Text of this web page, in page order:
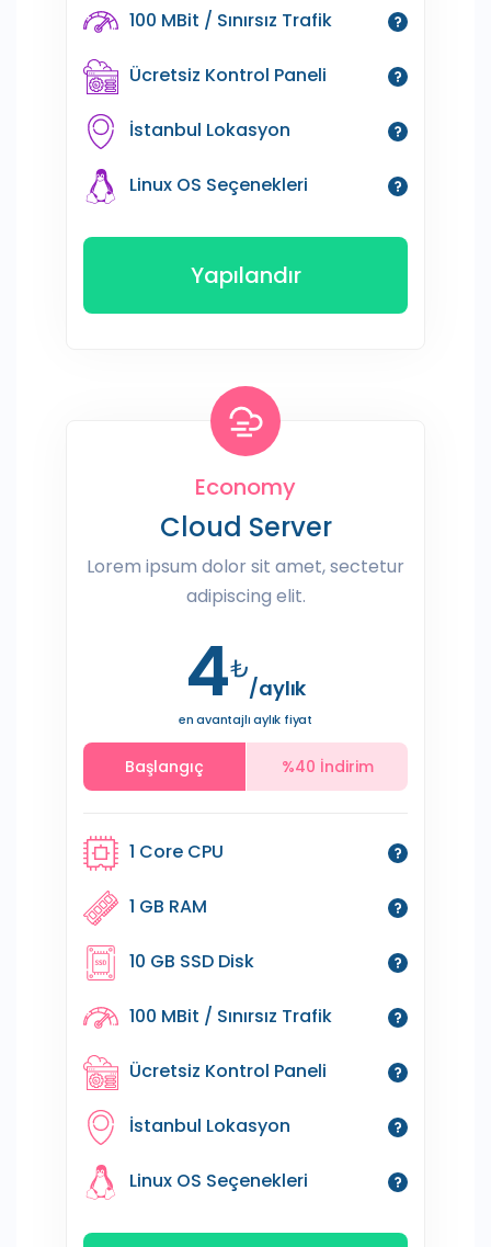
100 MBit / Sınırsız Trafik
Ücretsiz Kontrol Paneli
İstanbul Lokasyon
Linux OS Seçenekleri
Yapılandır
Economy
Cloud Server
Lorem ipsum dolor sit amet, sectetur
adipiscing elit.
4₺
/aylık
en avantajlı aylık fiyat
Başlangıç %40 İndirim
1 Core CPU
1 GB RAM
10 GB SSD Disk
100 MBit / Sınırsız Trafik
Ücretsiz Kontrol Paneli
İstanbul Lokasyon
Linux OS Seçenekleri